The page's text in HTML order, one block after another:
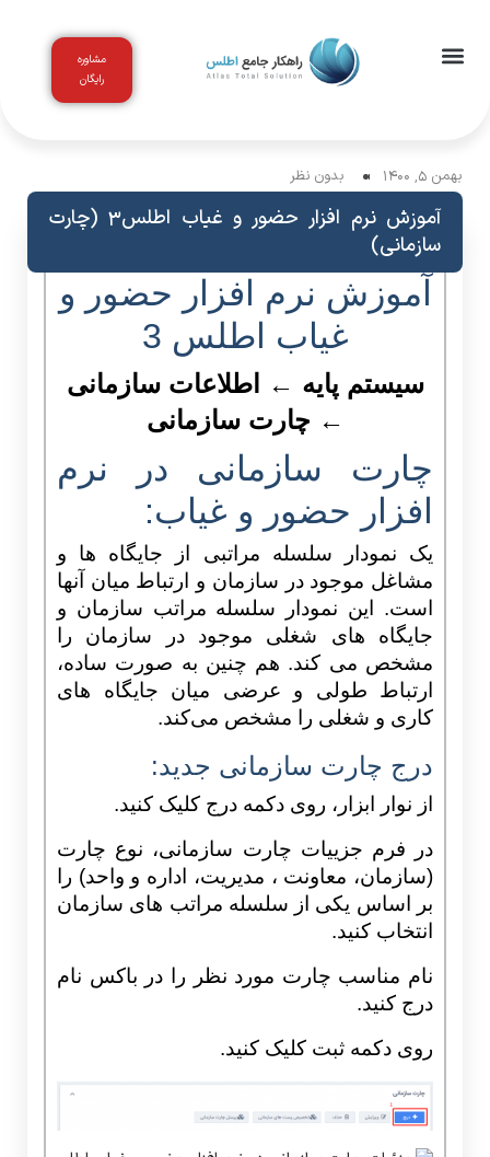
مشاوره
رایگان
بهمن 5, 1400 بدون نظر
آموزش نرم افزار حضور و غیاب اطلس3 (چارت
سازمانی)
آموزش نرم افزار حضور و
غیاب اطلس 3
سیستم پایه ←
اطلاعات سازمانی
← چارت سازمانی
چارت سازمانی در نرم
افزار حضور و غیاب:
یک نمودار سلسله مراتبی از جایگاه ها و
مشاغل موجود در سازمان و ارتباط میان آنها
است. این نمودار سلسله مراتب سازمان و
جایگاه های شغلی موجود در سازمان را
مشخص می کند. هم چنین به صورت ساده،
ارتباط طولی و عرضی میان جایگاه های
کاری و شغلی را مشخص می‌کند.
درج چارت سازمانی جدید:
از نوار ابزار، روی دکمه درج کلیک کنید.
در فرم جزییات چارت سازمانی، نوع چارت
(سازمان، معاونت ، مدیریت، اداره و واحد) را
بر اساس یکی از سلسله مراتب های سازمان
انتخاب کنید.
نام مناسب چارت مورد نظر را در باکس نام
درج کنید.
روی دکمه ثبت کلیک کنید.